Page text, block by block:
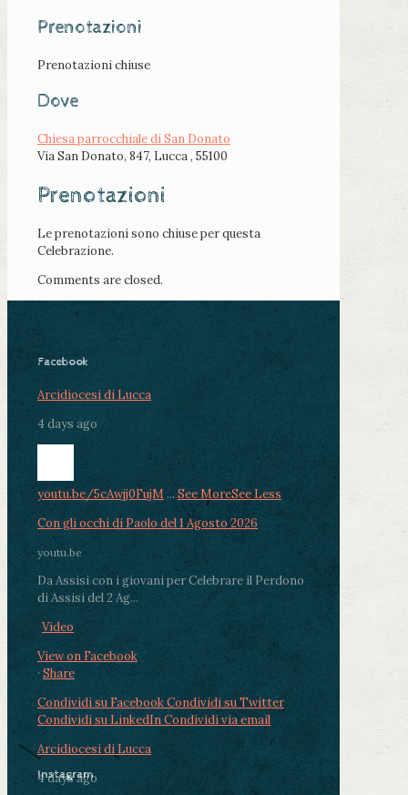
Prenotazioni
Prenotazioni chiuse
Dove
Chiesa parrocchiale di San Donato
Via San Donato, 847, Lucca , 55100
Prenotazioni
Le prenotazioni sono chiuse per questa
Celebrazione.
Comments are closed.
Facebook
Arcidiocesi di Lucca
4 days ago
youtu.be/5cAwjj0FujM ... See MoreSee Less
Con gli occhi di Paolo del 1 Agosto 2026
youtu.be
Da Assisi con i giovani per Celebrare il Perdono
di Assisi del 2 Ag...
Video
View on Facebook
· Share
Condividi su FacebookCondividi su Twitter
Condividi su LinkedInCondividi via email
Arcidiocesi di Lucca
4 days ago
Instagram